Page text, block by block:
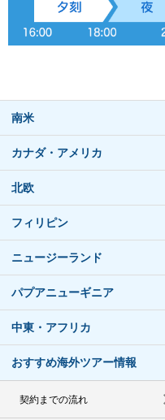
南米
カナダ・アメリカ
北欧
フィリピン
ニュージーランド
パプアニューギニア
中東・アフリカ
おすすめ海外ツアー情報
契約までの流れ